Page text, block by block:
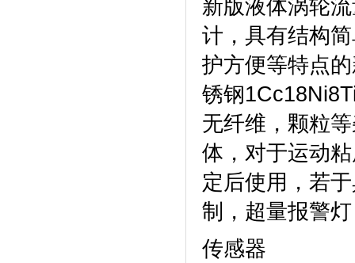
新版液体涡轮
计，具有结构
护方便等特点
锈钢
无纤维，颗粒
体，对于运动
定后使用，若
制，超量报警
传感器